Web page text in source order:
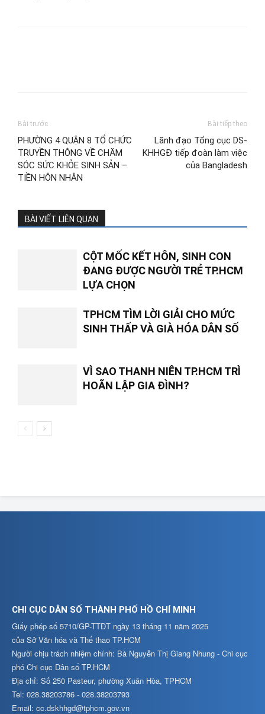
Bài trước
PHƯỜNG 4 QUẬN 8 TỔ CHỨC
TRUYỀN THÔNG VỀ CHĂM
SÓC SỨC KHỎE SINH SẢN –
TIỀN HÔN NHÂN
Bài tiếp theo
Lãnh đạo Tổng cục DS-
KHHGĐ tiếp đoàn làm việc
của Bangladesh
BÀI VIẾT LIÊN QUAN
CỘT MỐC KẾT HÔN, SINH CON
ĐANG ĐƯỢC NGƯỜI TRẺ TP.HCM
LỰA CHỌN
TPHCM TÌM LỜI GIẢI CHO MỨC
SINH THẤP VÀ GIÀ HÓA DÂN SỐ
VÌ SAO THANH NIÊN TP.HCM TRÌ
HOÃN LẬP GIA ĐÌNH?
CHI CỤC DÂN SỐ THÀNH PHỐ HỒ CHÍ MINH
Giấy phép số 5710/GP-TTĐT ngày 13 tháng 11 năm 2025
của Sở Văn hóa và Thể thao TP.HCM
Người chịu trách nhiệm chính: Bà Nguyễn Thị Giang Nhung - Chi cục
phó Chi cục Dân số TP.HCM
Địa chỉ: Số 250 Pasteur, phường Xuân Hòa, TPHCM
Tel: 028.38203786 - 028.38203793
Email: cc.dskhhgd@tphcm.gov.vn